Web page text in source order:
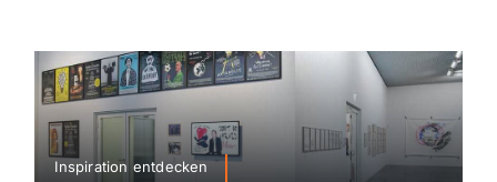
Inspiration entdecken